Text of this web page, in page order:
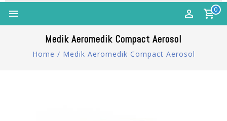
0
Medik Aeromedik Compact Aerosol
Home / Medik Aeromedik Compact Aerosol